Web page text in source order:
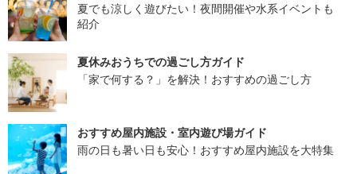
夏でも涼しく遊びたい！夜間開催や水系イベントも
紹介
夏休みおうちでの過ごし方ガイド
「家で何する？」を解決！おすすめの過ごし方
おすすめ屋内施設・室内遊び場ガイド
雨の日も暑い日も安心！おすすめ屋内施設を大特集